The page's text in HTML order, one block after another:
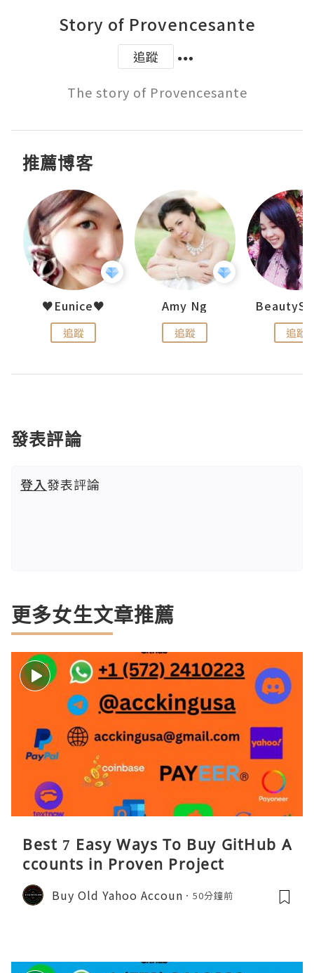
Story of Provencesante
追蹤
The story of Provencesante
推薦博客
♥Eunice♥
追蹤
Amy Ng
追蹤 追蹤
發表評論
登入發表評論
更多女生文章推薦
Best 7 Easy Ways To Buy GitHub A
ccounts in Proven Project
Buy Old Yahoo Accoun 50分鐘前